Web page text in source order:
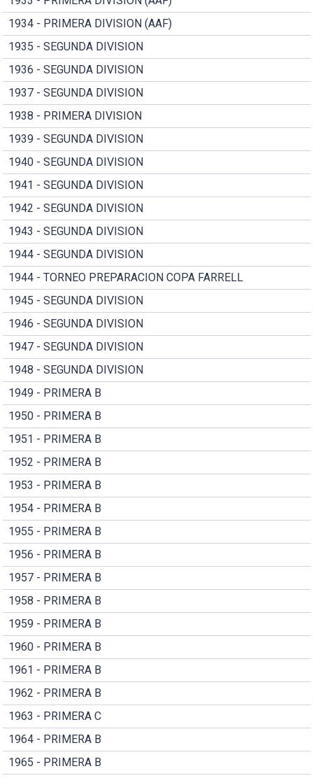
1934 - PRIMERA DIVISION (AAF)
1935 - SEGUNDA DIVISION
1936 - SEGUNDA DIVISION
1937 - SEGUNDA DIVISION
1938 - PRIMERA DIVISION
1939 - SEGUNDA DIVISION
1940 - SEGUNDA DIVISION
1941 - SEGUNDA DIVISION
1942 - SEGUNDA DIVISION
1943 - SEGUNDA DIVISION
1944 - SEGUNDA DIVISION
1944 - TORNEO PREPARACION COPA FARRELL
1945 - SEGUNDA DIVISION
1946 - SEGUNDA DIVISION
1947 - SEGUNDA DIVISION
1948 - SEGUNDA DIVISION
1949 - PRIMERA B
1950 - PRIMERA B
1951 - PRIMERA B
1952 - PRIMERA B
1953 - PRIMERA B
1954 - PRIMERA B
1955 - PRIMERA B
1956 - PRIMERA B
1957 - PRIMERA B
1958 - PRIMERA B
1959 - PRIMERA B
1960 - PRIMERA B
1961 - PRIMERA B
1962 - PRIMERA B
1963 - PRIMERA C
1964 - PRIMERA B
1965 - PRIMERA B